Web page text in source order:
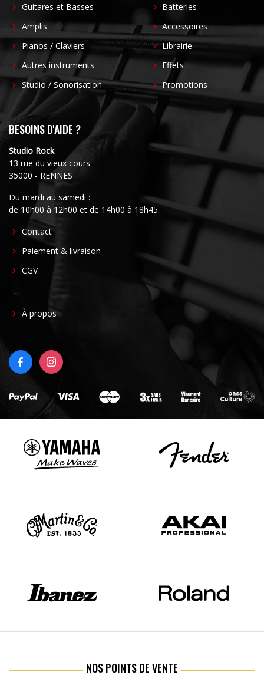
Guitares et Basses
Amplis
Pianos / Claviers
Autres instruments
Studio / Sonorisation
Batteries
Accessoires
Librairie
Effets
Promotions
BESOINS D'AIDE ?
Studio Rock
13 rue du vieux cours
35000 - RENNES
Du mardi au samedi :
de 10h00 à 12h00 et de 14h00 à 18h45.
FOOTER
CENTER
Contact
Paiement & livraison
CGV
FOOTER
À propos
FACEBOOKINSTAGRAM
NOS POINTS DE VENTE